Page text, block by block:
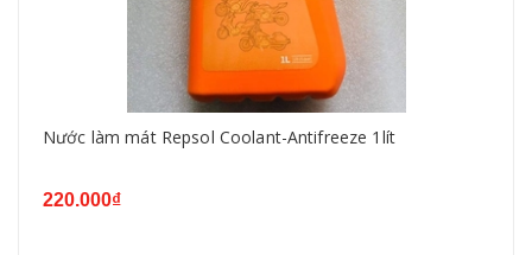
Nước làm mát Repsol Coolant-Antifreeze 1lít
220.000₫